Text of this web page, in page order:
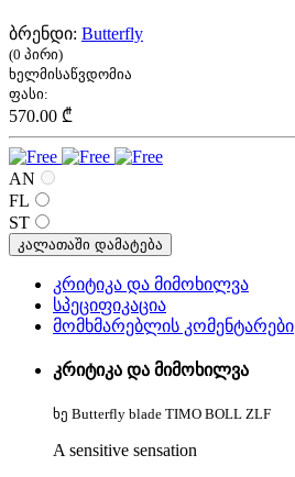
ბრენდი: Butterfly
(0 პირი)
ხელმისაწვდომია
ფასი:
570.00 ₾
AN
FL
ST
კალათაში დამატება
კრიტიკა და მიმოხილვა
სპეციფიკაცია
მომხმარებლის კომენტარები
კრიტიკა და მიმოხილვა
ხე Butterfly blade TIMO BOLL ZLF
A sensitive sensation